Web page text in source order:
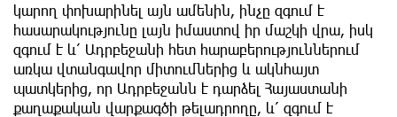
կարող փոխարինել այն ամենին, ինչը զգում է
հասարակությունը լայն իմաստով իր մաշկի վրա, իսկ
զգում է և՛ Ադրբեջանի հետ հարաբերություններում
առկա վտանգավոր միտումներից և ակնհայտ
պատկերից, որ Ադրբեջանն է դարձել Հայաստանի
քաղաքական վարքագծի թելադրողը, և՛ զգում է